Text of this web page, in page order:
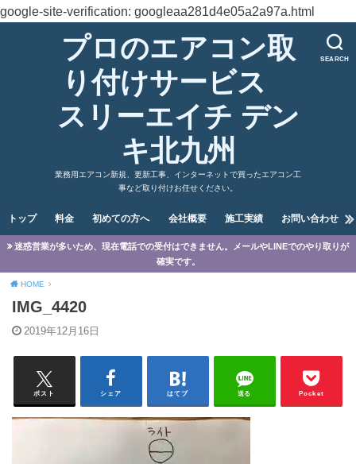
google-site-verification: googleaa281d4e05a2a97a.html
SEARCH
プロのエアコン取
り付けサービス
スリーエイチ デン
キ北九州
業務用エアコン新規、更新工事、インターネットで買ったエアコン工
事など取り付けお任せください。
トップ 料金 初めての方へ 会社概要 施工実績 お問い合わせ
迷惑営業が多いため、現在電話での受付はできません。メールやLINEでのやり取りが
確実です。
HOME
IMG_4420
2019年12月16日
ポスト シェア はてブ 送る Pocket